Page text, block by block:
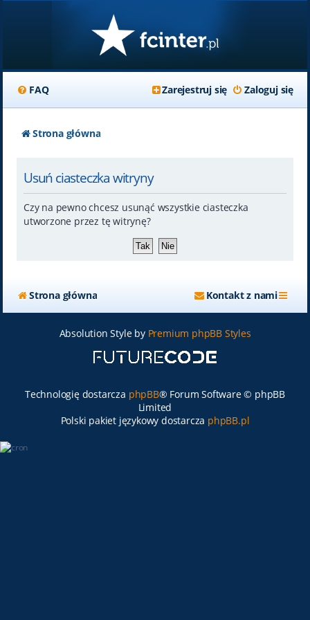
FAQ Zaloguj się
Zarejestruj się
Strona główna
Usuń ciasteczka witryny
Czy na pewno chcesz usunąć wszystkie ciasteczka
utworzone przez tę witrynę?
Strona główna Kontakt z nami
Absolution Style by Premium phpBB Styles
Technologię dostarcza phpBB® Forum Software © phpBB
Limited
Polski pakiet językowy dostarcza phpBB.pl